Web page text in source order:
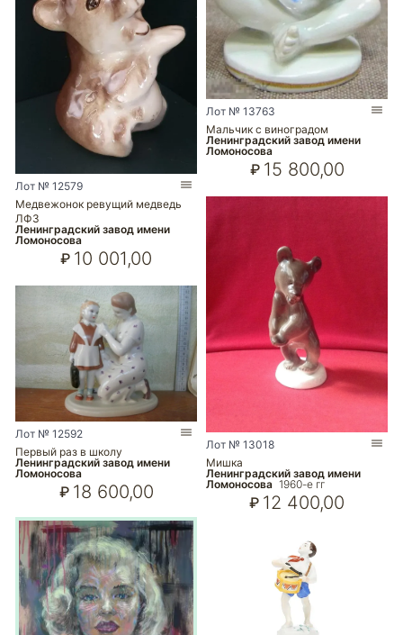
Лот № 12579
Медвежонок ревущий медведь
ЛФЗ
Ленинградский завод имени
Ломоносова
₽ 10 001,00
Лот № 12592
Первый раз в школу
Ленинградский завод имени
Ломоносова
₽ 18 600,00
Лот № 13763
Мальчик с виноградом
Ленинградский завод имени
Ломоносова
₽ 15 800,00
Лот № 13018
Мишка
Ленинградский завод имени
Ломоносова 1960-е гг
₽ 12 400,00